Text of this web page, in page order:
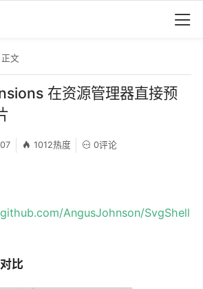
文
在资源管理器直接预
1012热度 0评论
AngusJohnson/SvgShell
比